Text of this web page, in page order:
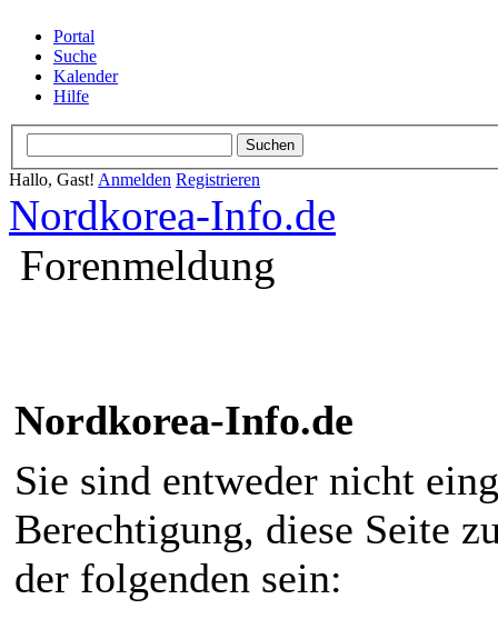
Portal
Suche
Kalender
Hilfe
Hallo, Gast! Anmelden Registrieren
Nordkorea-Info.de
Forenmeldung
Nordkorea-Info.de
Sie sind entweder nicht
Berechtigung, diese Seite
der folgenden sein: